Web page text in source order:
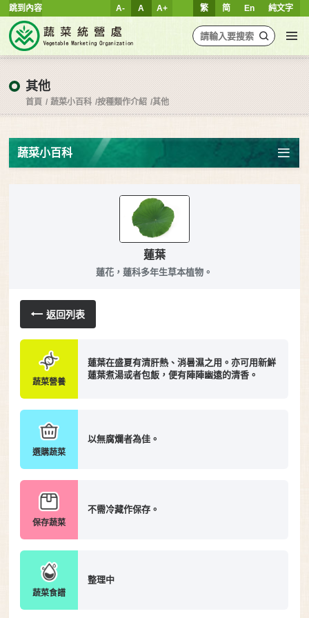
跳到內容 繁 简 En 純文字
A- A A+
其他
首頁 蔬菜小百科 按種類作介紹 其他
蔬菜小百科
蓮葉
蓮花，蓮科多年生草本植物。
返回列表
蔬菜營養
蓮葉在盛夏有清肝熱、消暑濕之用。亦可用新鮮
蓮葉煮湯或者包飯，便有陣陣幽遠的清香。
選購蔬菜
以無腐爛者為佳。
保存蔬菜
不需冷藏作保存。
蔬菜食譜
整理中